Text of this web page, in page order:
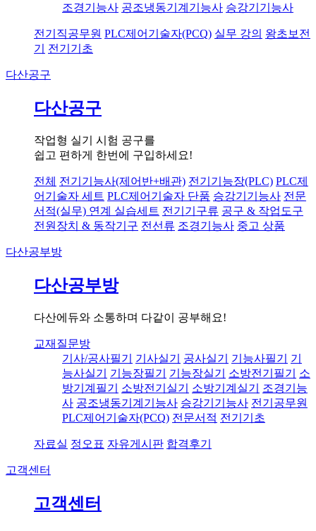
조경기능사 공조냉동기계기능사 승강기기능사
전기직공무원 PLC제어기술자(PCQ) 실무 강의 왕초보전
기
전기기초
다산공구
다산공구
작업형 실기 시험 공구를
쉽고 편하게 한번에 구입하세요!
전체 전기기능사(제어반+배관) 전기기능장(PLC) PLC제
어기술자 세트 PLC제어기술자 단품 승강기기능사 전문
서적(실무) 연계 실습세트 전기기구류 공구 & 작업도구
전원장치 & 동작기구 전선류 조경기능사 중고 상품
다산공부방
다산공부방
다산에듀와 소통하며 다같이 공부해요!
교재질문방
기사/공사필기
기사실기 공사실기 기능사필기
기
능사실기
기능장필기 기능장실기 소방전기필기
소
방기계필기
소방전기실기 소방기계실기
조경기능
사 공조냉동기계기능사 승강기기능사 전기공무원
PLC제어기술자(PCQ) 전문서적 전기기초
자료실 정오표 자유게시판 합격후기
고객센터
고객센터